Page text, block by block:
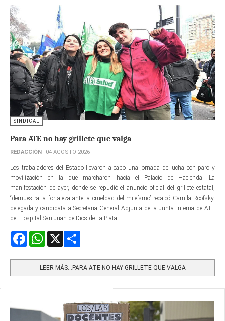
SINDICAL
Para ATE no hay grillete que valga
REDACCIÓN 04 AGOSTO 2026
Los trabajadores del Estado llevaron a cabo una jornada de lucha con paro y
movilización en la que marcharon hacia el Palacio de Hacienda. La
manifestación de ayer, donde se repudió el anuncio oficial del grillete estatal,
“demuestra la fortaleza ante la crueldad del mileísmo” recalcó Camila Rcofsky,
delegada y candidata a Secretaria General Adjunta de la Junta Interna de ATE
del Hospital San Juan de Dios de La Plata.
FacebookWhatsApp
LEER MÁS…PARA ATE NO HAY GRILLETE QUE VALGA